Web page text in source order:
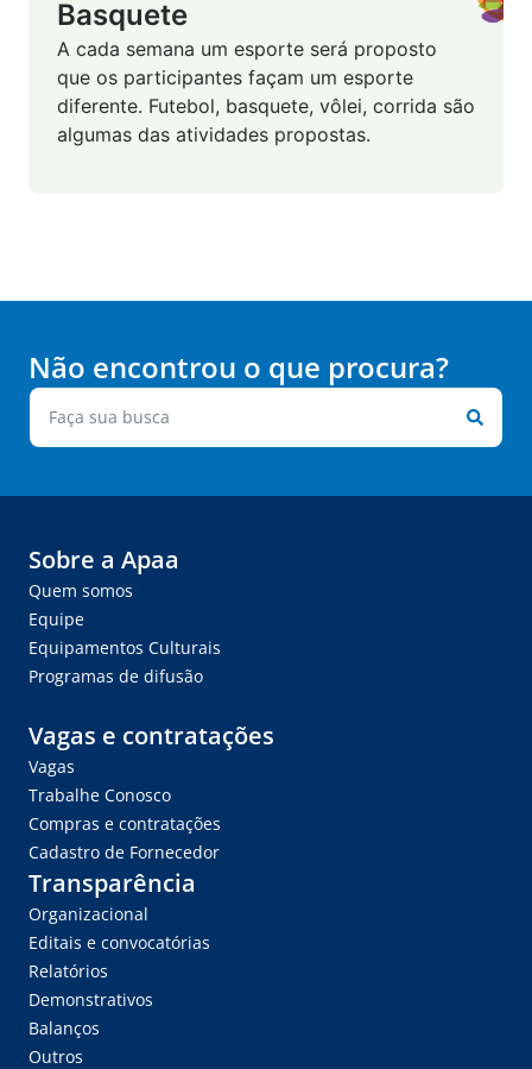
Basquete
A cada semana um esporte será proposto
que os participantes façam um esporte
diferente. Futebol, basquete, vôlei, corrida são
algumas das atividades propostas.
Não encontrou o que procura?
Sobre a Apaa
Quem somos
Equipe
Equipamentos Culturais
Programas de difusão
Vagas e contratações
Vagas
Trabalhe Conosco
Compras e contratações
Cadastro de Fornecedor
Transparência
Organizacional
Editais e convocatórias
Relatórios
Demonstrativos
Balanços
Outros